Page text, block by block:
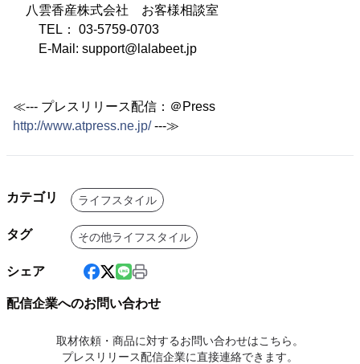
八雲香産株式会社 お客様相談室
TEL： 03-5759-0703
E-Mail: support@lalabeet.jp
≪--- プレスリリース配信：＠Press
http://www.atpress.ne.jp/---≫
カテゴリ ライフスタイル
タグ その他ライフスタイル
シェア
配信企業へのお問い合わせ
取材依頼・商品に対するお問い合わせはこちら。
プレスリリース配信企業に直接連絡できます。